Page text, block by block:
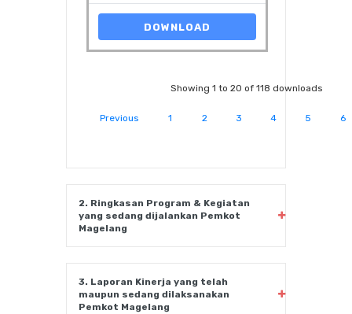
DOWNLOAD
Showing 1 to 20 of 118 downloads
Previous 1 2 3 4 5 6
2. Ringkasan Program & Kegiatan
yang sedang dijalankan Pemkot
Magelang
3. Laporan Kinerja yang telah
maupun sedang dilaksanakan
Pemkot Magelang